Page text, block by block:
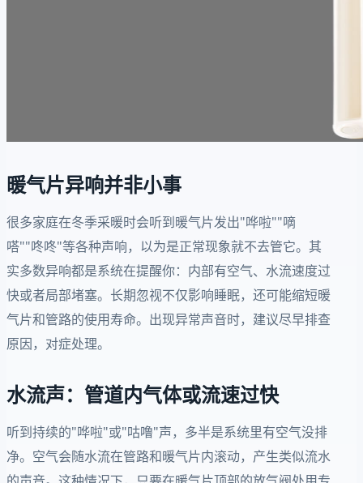
暖气片异响并非小事
很多家庭在冬季采暖时会听到暖气片发出"哗啦""嘀
嗒""咚咚"等各种声响，以为是正常现象就不去管它。其
实多数异响都是系统在提醒你：内部有空气、水流速度过
快或者局部堵塞。长期忽视不仅影响睡眠，还可能缩短暖
气片和管路的使用寿命。出现异常声音时，建议尽早排查
原因，对症处理。
水流声：管道内气体或流速过快
听到持续的"哗啦"或"咕噜"声，多半是系统里有空气没排
净。空气会随水流在管路和暖气片内滚动，产生类似流水